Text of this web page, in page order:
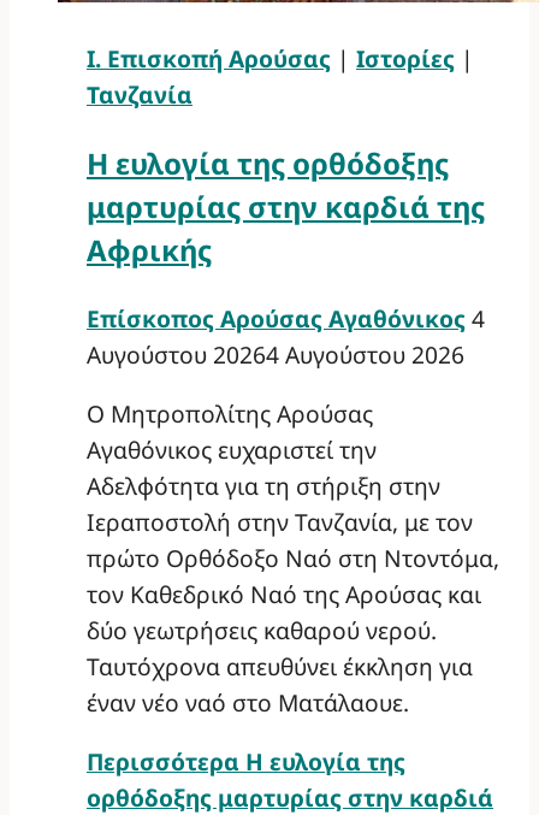
Ι. Επισκοπή Αρούσας | Ιστορίες |
Τανζανία
Η ευλογία της ορθόδοξης
μαρτυρίας στην καρδιά της
Αφρικής
Επίσκοπος Αρούσας Αγαθόνικος 4
Αυγούστου 20264 Αυγούστου 2026
Ο Μητροπολίτης Αρούσας
Αγαθόνικος ευχαριστεί την
Αδελφότητα για τη στήριξη στην
Ιεραποστολή στην Τανζανία, με τον
πρώτο Ορθόδοξο Ναό στη Ντοντόμα,
τον Καθεδρικό Ναό της Αρούσας και
δύο γεωτρήσεις καθαρού νερού.
Ταυτόχρονα απευθύνει έκκληση για
έναν νέο ναό στο Ματάλαουε.
Περισσότερα Η ευλογία της
ορθόδοξης μαρτυρίας στην καρδιά